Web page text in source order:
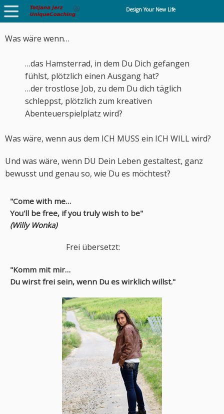
Design Your New Life
Was wäre wenn…
das Hamsterrad, in dem Du Dich gefangen
fühlst, plötzlich einen Ausgang hat?
der trostlose Job, zu dem Du dich täglich
schleppst, plötzlich zum kreativen
Abenteuerspielplatz wird?
Was wäre, wenn aus dem ICH MUSS ein ICH WILL wird?
Und was wäre, wenn DU Dein Leben gestaltest, ganz
bewusst und genau so, wie Du es möchtest?
"Come with me…
You'll be free, if you truly wish to be"
(Willy Wonka)
Frei übersetzt:
"Komm mit mir…
Du wirst frei sein, wenn Du es wirklich willst."